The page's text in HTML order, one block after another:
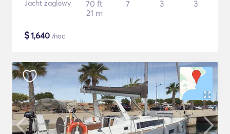
Jacht żaglowy
70 ft
21 m
7 3 3
$1,640 /noc